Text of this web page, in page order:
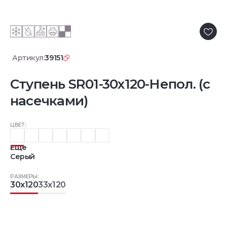
Артикул:39151
Ступень SR01-30x120-Непол. (с
насечками)
ЦВЕТ:
Еще
Серый
РАЗМЕРЫ:
30x12033x120